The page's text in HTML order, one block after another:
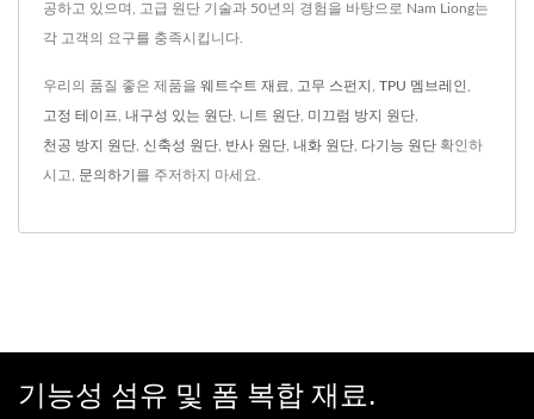
공하고 있으며, 고급 원단 기술과 50년의 경험을 바탕으로 Nam Liong는
각 고객의 요구를 충족시킵니다.
우리의 품질 좋은 제품을 웨트수트 재료 고무 스펀지 TPU 멤브레인
고정 테이프 내구성 있는 원단 니트 원단 미끄럼 방지 원단
천공 방지 원단 신축성 원단 반사 원단 내화 원단 다기능 원단 확인하
시고, 문의하기 를 주저하지 마세요.
기능성 섬유 및 폼 복합 재료.